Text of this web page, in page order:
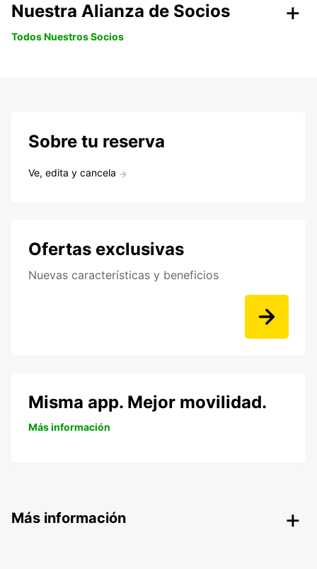
Nuestra Alianza de Socios
Todos Nuestros Socios
Sobre tu reserva
Ve, edita y cancela
Ofertas exclusivas
Nuevas características y beneficios
Misma app. Mejor movilidad.
Más información
Más información